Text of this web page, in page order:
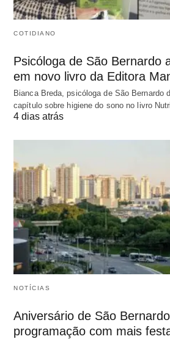
COTIDIANO
Psicóloga de São Bernardo
em novo livro da Editora
Bianca Breda, psicóloga de São Bernardo
capítulo sobre higiene do sono no livro
4 dias atrás
NOTÍCIAS
Aniversário de São
programação com mais